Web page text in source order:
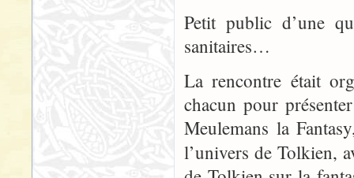
Petit public d’une
sanitaires…
La rencontre était
chacun pour
Meulemans la
l’univers de Tolkien,